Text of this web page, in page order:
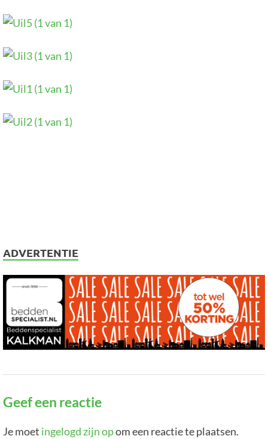
ADVERTENTIE
Geef een reactie
Je moet ingelogd zijn opom een reactie te plaatsen.